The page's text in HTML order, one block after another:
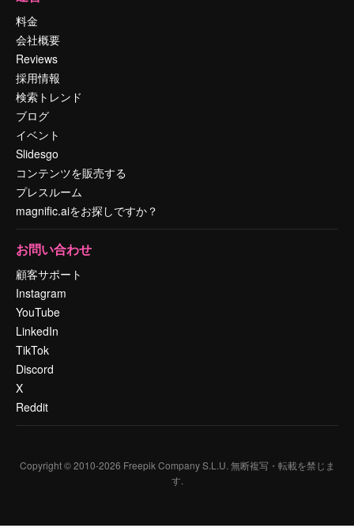
料金
会社概要
Reviews
採用情報
検索トレンド
ブログ
イベント
Slidesgo
コンテンツを販売する
プレスルーム
magnific.aiをお探しですか？
お問い合わせ
顧客サポート
Instagram
YouTube
LinkedIn
TikTok
Discord
X
Reddit
Copyright © 2010-2026 Freepik Company S.L.U. 無断複写・転載を禁じま
す.